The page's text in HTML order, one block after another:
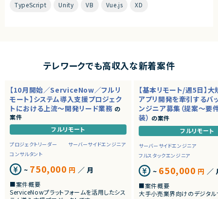
TypeScript Unity VB Vue.js XD
テレワークでも高収入な新着案件
【10月開始／ServiceNow／フルリ
モート】システム導入支援プロジェク
トにおける上流～開発リード業務 の
案件
フルリモート
プロジェクトリーダー
サーバーサイドエンジニア
コンサルタント
~ 750,000 円 ／ 月
■案件概要
ServiceNowプラットフォームを活用したシス
【基本リモート/週5日】
アプリ開発を牽引するバ
ンジニア募集（提案～要
装） の案件
フルリモート
サーバーサイドエンジニア
フルスタックエンジニア
~ 650,000 円 ／
■案件概要
大手小売業界向けのデジタ